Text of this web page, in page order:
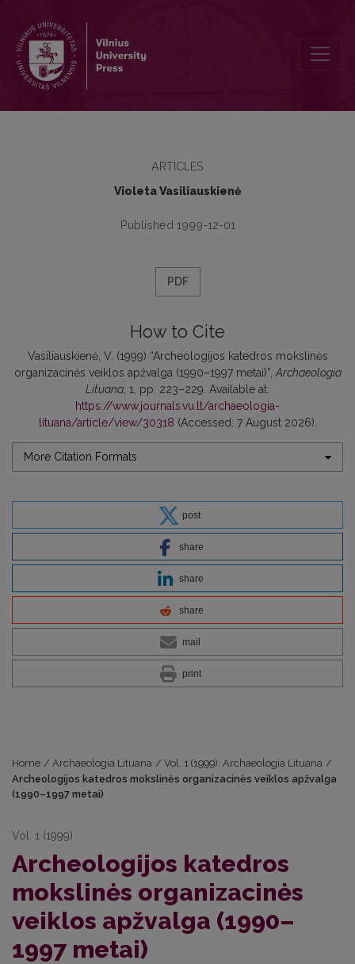
ARTICLES
Violeta Vasiliauskienė
Published 1999-12-01
PDF
How to Cite
Vasiliauskienė, V. (1999) “Archeologijos katedros mokslinės
organizacinės veiklos apžvalga (1990–1997 metai)”, Archaeologia
Lituana , 1, pp. 223–229. Available at:
https://www.journals.vu.lt/archaeologia-
lituana/article/view/30318 (Accessed: 7 August 2026).
More Citation Formats
post
share
share
share
mail
print
Home / Archaeologia Lituana / Vol. 1 (1999): Archaeologia Lituana /
Archeologijos katedros mokslinės organizacinės veiklos apžvalga
(1990–1997 metai)
Vol. 1 (1999)
Archeologijos katedros
mokslinės organizacinės
veiklos apžvalga (1990–
1997 metai)